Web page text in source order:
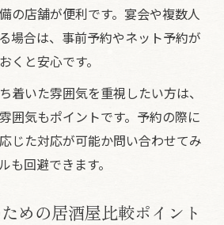
の店舗が便利です。宴会や複数人
場合は、事前予約やネット予約が
くと安心です。
着いた雰囲気を重視したい方は、
囲気もポイントです。予約の際に
じた対応が可能か問い合わせてみ
も回避できます。
めの居酒屋比較ポイント